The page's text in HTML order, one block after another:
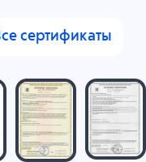
сертификаты